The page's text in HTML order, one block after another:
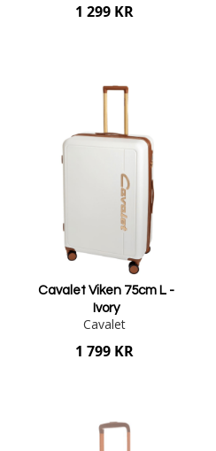
1 299 KR
Cavalet Viken 75cm L -
Ivory
Cavalet
1 799 KR